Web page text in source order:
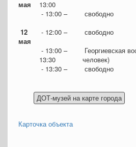
мая
13:00
- 13:00 –
свободно
12
мая
- 12:00 –
свободно
- 13:00 –
13:30
Георгиевская
человек)
- 13:30 –
свободно
Карточка объекта